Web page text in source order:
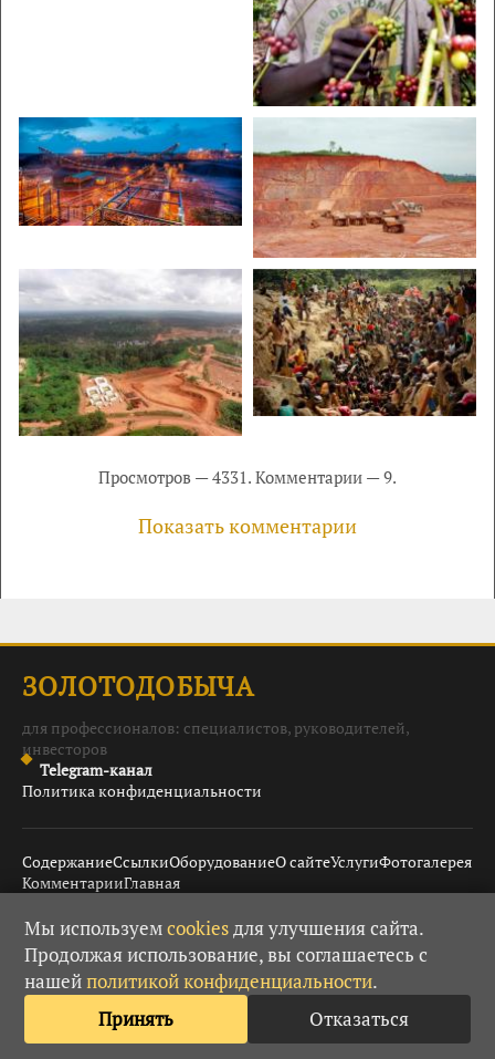
Просмотров — 4331. Комментарии — 9.
Показать комментарии
ЗОЛОТОДОБЫЧА
для профессионалов: специалистов, руководителей,
инвесторов
Telegram-канал
Политика конфиденциальности
СодержаниеСсылкиОборудованиеО сайтеУслугиФотогалерея
КомментарииГлавная
© 2008–2026 Золотодобыча · 18+ · При использовании
материалов гиперссылка обязательна.
Мы используемcookiesдля улучшения сайта.
Продолжая использование, вы соглашаетесь с
нашейполитикой конфиденциальности.
Принять
Отказаться